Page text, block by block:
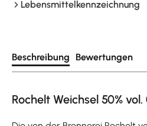
Lebensmittelkennzeichnung
Beschreibung Bewertungen
Rochelt Weichsel 50%